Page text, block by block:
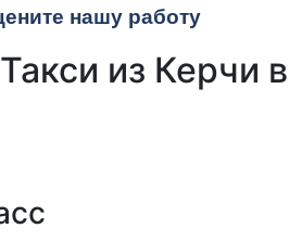
нашу работу
из Керчи в